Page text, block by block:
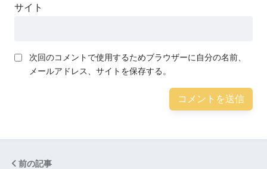
サイト
次回のコメントで使用するためブラウザーに自分の名前、
メールアドレス、サイトを保存する。
前の記事